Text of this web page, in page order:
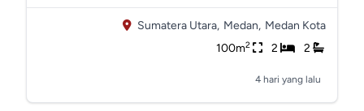
Sumatera Utara, Medan, Medan Kota
100m2 2 2
4 hari yang lalu